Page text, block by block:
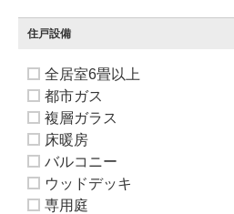
住戸設備
全居室6畳以上
都市ガス
複層ガラス
床暖房
バルコニー
ウッドデッキ
専用庭